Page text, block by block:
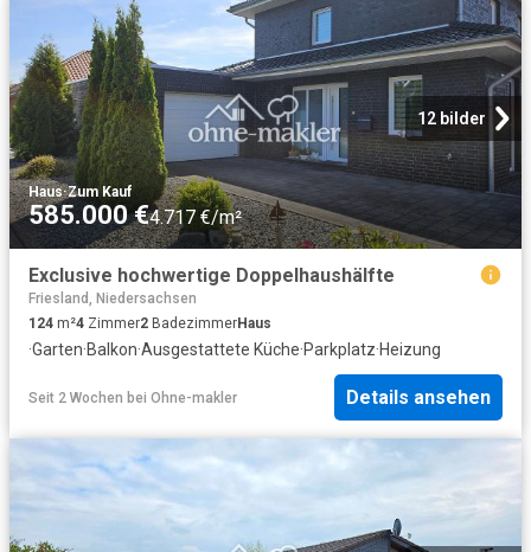
12 bilder
Haus·Zum Kauf
585.000 €4.717 €/m²
Exclusive hochwertige Doppelhaushälfte
Friesland, Niedersachsen
124 m²4 Zimmer2 BadezimmerHaus
·Garten·Balkon·Ausgestattete Küche·Parkplatz·Heizung
Seit 2 Wochen bei Ohne-makler Details ansehen